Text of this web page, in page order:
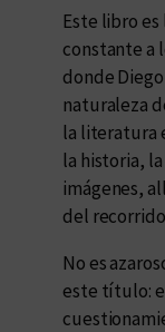
Este libro
constante a
donde
naturaleza
la literatura
la historia,
imágenes,
del
No es
este título: